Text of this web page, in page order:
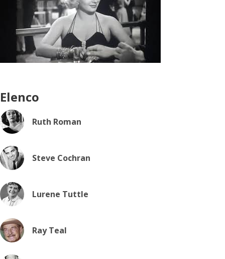
Elenco
Ruth Roman
Steve Cochran
Lurene Tuttle
Ray Teal